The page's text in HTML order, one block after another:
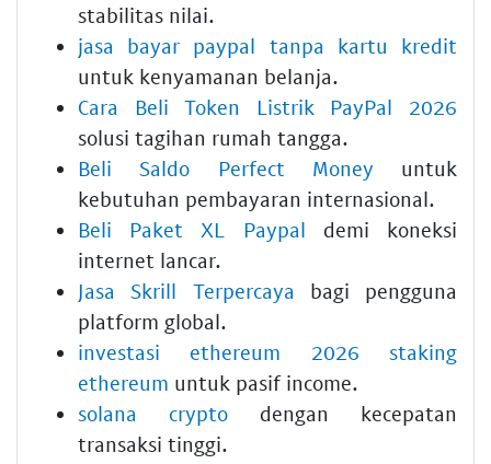
stabilitas nilai.
jasa bayar paypal tanpa kartu kredit
untuk kenyamanan belanja.
Cara Beli Token Listrik PayPal 2026
solusi tagihan rumah tangga.
Beli Saldo Perfect Money untuk
kebutuhan pembayaran internasional.
Beli Paket XL Paypal demi koneksi
internet lancar.
Jasa Skrill Terpercaya bagi pengguna
platform global.
investasi ethereum 2026 staking
ethereum untuk pasif income.
solana crypto dengan kecepatan
transaksi tinggi.